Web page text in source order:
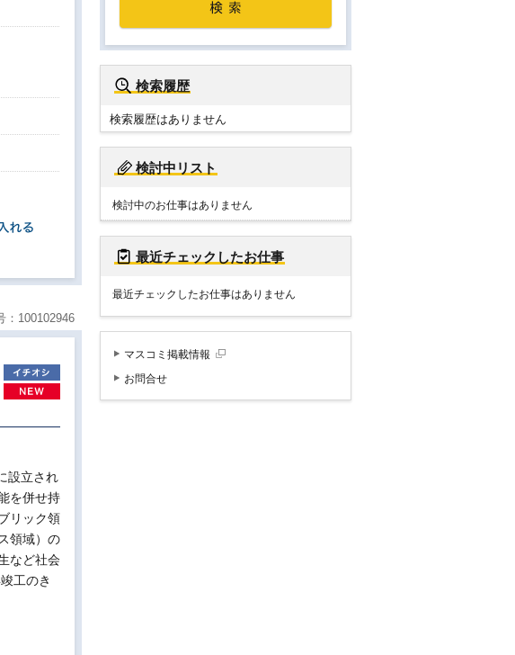
：100102946
設立され
を併せ持
リック領
領域）の
など社会
工のき
検索履歴
検索履歴はありません
検討中リスト
検討中のお仕事はありません
最近チェックしたお仕事
最近チェックしたお仕事はありません
マスコミ掲載情報
お問合せ